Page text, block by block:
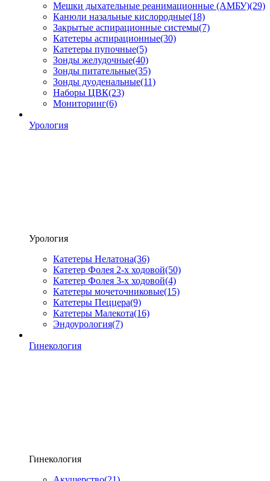
Мешки дыхательные реанимационные (АМБУ)(29)
Канюли назальные кислородные(18)
Закрытые аспирационные системы(7)
Катетеры аспирационные(30)
Катетеры пупочные(5)
Зонды желудочные(40)
Зонды питательные(35)
Зонды дуоденальные(11)
Наборы ЦВК(23)
Мониторинг(6)
Урология
Урология
Катетеры Нелатона(36)
Катетер Фолея 2-х ходовой(50)
Катетер Фолея 3-х ходовой(4)
Катетеры мочеточниковые(15)
Катетеры Пеццера(9)
Катетеры Малекота(16)
Эндоурология(7)
Гинекология
Гинекология